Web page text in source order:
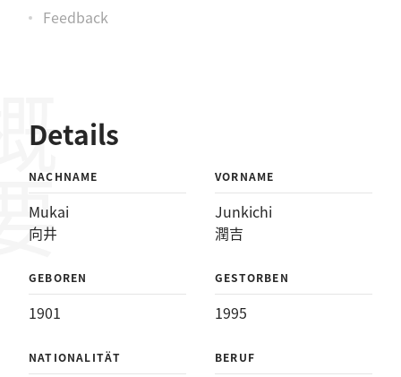
Feedback
Details
NACHNAME
Mukai
向井
VORNAME
Junkichi
潤吉
GEBOREN
1901
GESTORBEN
1995
NATIONALITÄT BERUF